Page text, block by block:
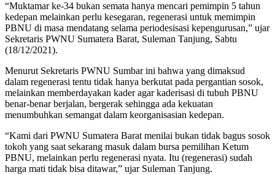
“Muktamar ke-34 bukan semata hanya mencari pemimpin 5 tahun
kedepan melainkan perlu kesegaran, regenerasi untuk memimpin
PBNU di masa mendatang selama periodesisasi kepengurusan,” ujar
Sekretaris PWNU Sumatera Barat, Suleman Tanjung, Sabtu
(18/12/2021).
Menurut Sekretaris PWNU Sumbar ini bahwa yang dimaksud
dalam regenerasi tentu tidak hanya berkutat pada pergantian sosok,
melainkan memberdayakan kader agar kaderisasi di tubuh PBNU
benar-benar berjalan, bergerak sehingga ada kekuatan
menumbuhkan semangat dalam keorganisasian kedepan.
“Kami dari PWNU Sumatera Barat menilai bukan tidak bagus sosok
tokoh yang saat sekarang masuk dalam bursa pemilihan Ketum
PBNU, melainkan perlu regenerasi nyata. Itu (regenerasi) sudah
harga mati tidak bisa ditawar,” ujar Suleman Tanjung.